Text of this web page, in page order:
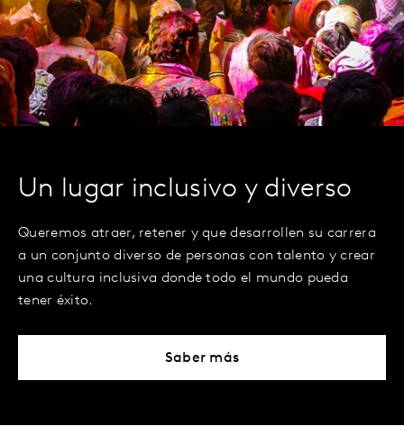
Un lugar inclusivo y diverso
Queremos atraer, retener y que desarrollen su carrera
a un conjunto diverso de personas con talento y crear
una cultura inclusiva donde todo el mundo pueda
tener éxito.
Saber más